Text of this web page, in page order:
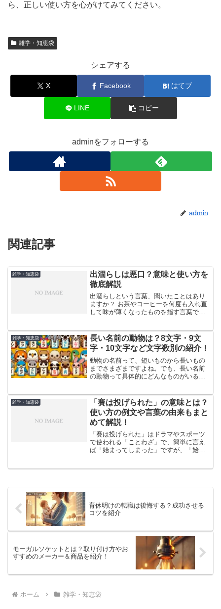
ら、正しい使い方を心がけてみてください。
雑学・知恵袋
シェアする
X Facebook はてブ
LINE コピー
adminをフォローする
admin
関連記事
雑学・知恵袋
出涸らしは悪口？意味と使い方を
徹底解説
出涸らしという言葉、聞いたことはあり
ますか？ お茶やコーヒーを何度も入れ直
して味が薄くなったものを指す言葉です
方、特に人に対して使う際の注意点につ
いて詳しく見ていきましょ...
雑学・知恵袋
長い名前の動物は？8文字・9文
字・10文字など文字数別の紹介！
動物の名前って、短いものから長いもの
までさまざまですよね。でも、長い名前
の動物って具体的にどんなものがいるの
9文字、10文字以上の長い名前を持つ動物
たちを紹介します。...
雑学・知恵袋
「賽は投げられた」の意味とは？
使い方の例文や言葉の由来もまと
めて解説！
「賽は投げられた」はドラマやスポーツ
で使われる「ことわざ」で、簡単に言え
ば「始まってしまった」ですが、「始ま
育休明けの転職は後悔する？成功させる
コツを紹介
モーガルソケットとは？取り付け方やお
すすめのメーカー＆商品を紹介！
ホーム 雑学・知恵袋